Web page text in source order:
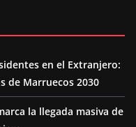
en el Extranjero:
de Marruecos 2030
la llegada masiva de